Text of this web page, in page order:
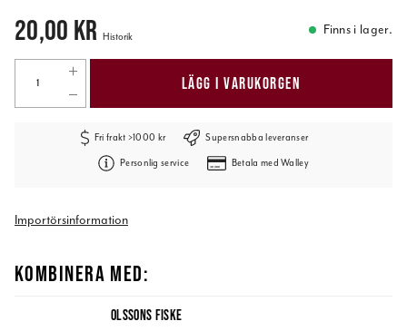
Pris: 20,00 kr
20,00 kr Historik Finns i lager.
LÄGG I VARUKORGEN
Fri frakt >1000 kr Supersnabba leveranser
Personlig service Betala med Walley
Importörsinformation
KOMBINERA MED:
OLSSONS FISKE